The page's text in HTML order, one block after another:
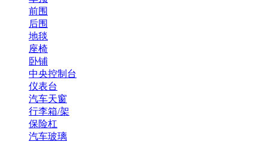
前围
后围
地毯
座椅
卧铺
中央控制台
仪表台
汽车天窗
行李箱/架
保险杠
汽车玻璃